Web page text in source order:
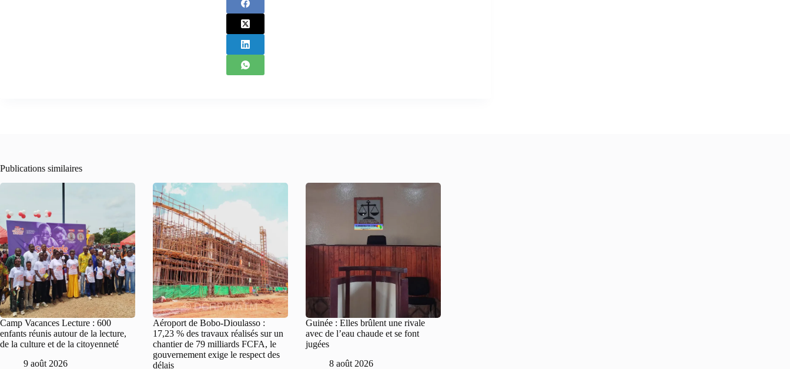
Publications similaires
Camp Vacances Lecture : 600
enfants réunis autour de la lecture,
de la culture et de la citoyenneté
9 août 2026
Aéroport de Bobo-Dioulasso :
17,23 % des travaux réalisés sur un
chantier de 79 milliards FCFA, le
gouvernement exige le respect des
délais
Guinée : Elles brûlent une rivale
avec de l’eau chaude et se font
jugées
8 août 2026